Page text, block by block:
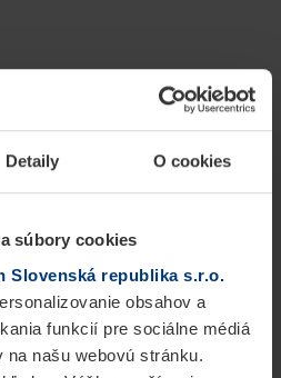
Detaily O cookies
súbory cookies
Slovenská republika s.r.o.
obsahov a
funkcií pre sociálne médiá
našu webovú stránku.
z rúrkového rámu
vo výstavbe objektov